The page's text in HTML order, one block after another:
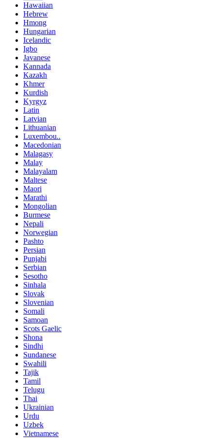
Hawaiian
Hebrew
Hmong
Hungarian
Icelandic
Igbo
Javanese
Kannada
Kazakh
Khmer
Kurdish
Kyrgyz
Latin
Latvian
Lithuanian
Luxembou..
Macedonian
Malagasy
Malay
Malayalam
Maltese
Maori
Marathi
Mongolian
Burmese
Nepali
Norwegian
Pashto
Persian
Punjabi
Serbian
Sesotho
Sinhala
Slovak
Slovenian
Somali
Samoan
Scots Gaelic
Shona
Sindhi
Sundanese
Swahili
Tajik
Tamil
Telugu
Thai
Ukrainian
Urdu
Uzbek
Vietnamese